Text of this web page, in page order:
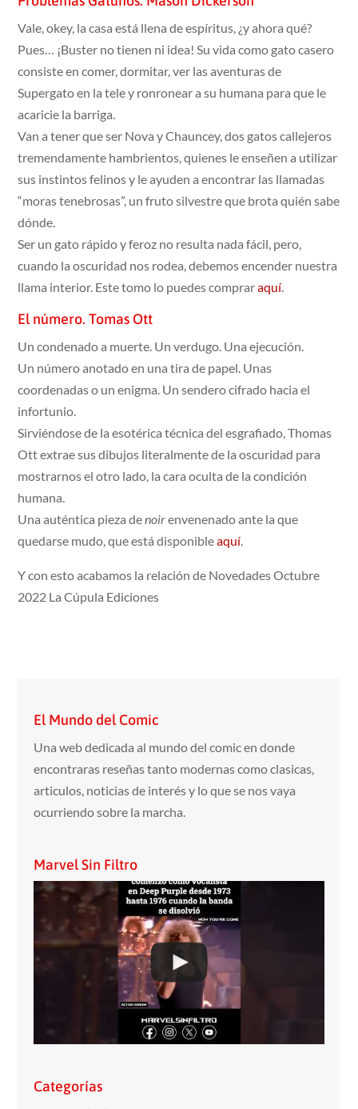
Vale, okey, la casa está llena de espíritus, ¿y ahora qué?
Pues… ¡Buster no tienen ni idea! Su vida como gato casero
consiste en comer, dormitar, ver las aventuras de
Supergato en la tele y ronronear a su humana para que le
acaricie la barriga.
Van a tener que ser Nova y Chauncey, dos gatos callejeros
tremendamente hambrientos, quienes le enseñen a utilizar
sus instintos felinos y le ayuden a encontrar las llamadas
“moras tenebrosas”, un fruto silvestre que brota quién sabe
dónde.
Ser un gato rápido y feroz no resulta nada fácil, pero,
cuando la oscuridad nos rodea, debemos encender nuestra
llama interior. Este tomo lo puedes compraraquí
El número. Tomas Ott
Un condenado a muerte. Un verdugo. Una ejecución.
Un número anotado en una tira de papel. Unas
coordenadas o un enigma. Un sendero cifrado hacia el
infortunio.
Sirviéndose de la esotérica técnica del esgrafiado, Thomas
Ott extrae sus dibujos literalmente de la oscuridad para
mostrarnos el otro lado, la cara oculta de la condición
humana.
Una auténtica pieza de noirenvenenado ante la que
quedarse mudo, que está disponibleaquí
Y con esto acabamos la relación de Novedades Octubre
2022 La Cúpula Ediciones
El Mundo del Comic
Una web dedicada al mundo del comic en donde
encontraras reseñas tanto modernas como clasicas,
articulos, noticias de interés y lo que se nos vaya
ocurriendo sobre la marcha.
Marvel Sin Filtro
Categorías